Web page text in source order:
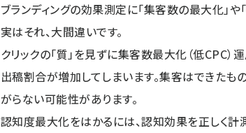
ブランディングの効果測定に「集客数の最大化」
実はそれ、大間違いです。
クリックの「質」を見ずに集客数最大化（低CPC
出稿割合が増加してしまいます。集客はできたも
がらない可能性があります。
認知度最大化をはかるには、認知効果を正しく計